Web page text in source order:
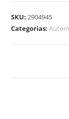
SKU: 2904945
Categorias: